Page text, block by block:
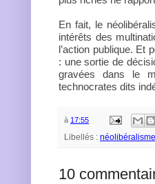
En fait, le
intérêts des
l’action publique. Et
: une sortie de
gravées dans le
technocrates dits
à 17:55
Libellés : néolibéralisme
10